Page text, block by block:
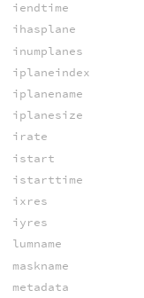
iendtime
ihasplane
inumplanes
iplaneindex
iplanename
iplanesize
irate
istart
istarttime
ixres
iyres
lumname
maskname
metadata